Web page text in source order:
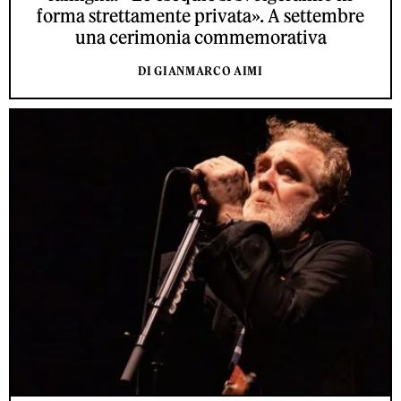
forma strettamente privata». A settembre
una cerimonia commemorativa
DI GIANMARCO AIMI